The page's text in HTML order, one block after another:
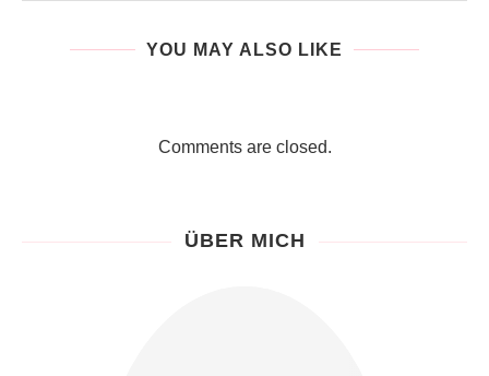
YOU MAY ALSO LIKE
Comments are closed.
ÜBER MICH